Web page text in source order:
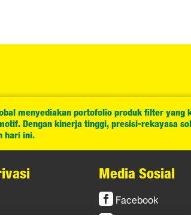
menyediakan portofolio produk filter yang
Dengan kinerja tinggi, presisi-rekayasa
hari ini.
Media Sosial
Facebook